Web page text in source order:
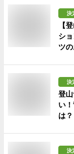
決
【
シ
ツ
決
登
い
は？
決